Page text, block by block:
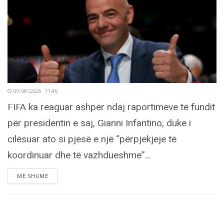
09/08/2026 - 11:46
FIFA ka reaguar ashpër ndaj raportimeve të fundit
për presidentin e saj, Gianni Infantino, duke i
cilësuar ato si pjesë e një “përpjekjeje të
koordinuar dhe të vazhdueshme”...
MË SHUMËDETAILS